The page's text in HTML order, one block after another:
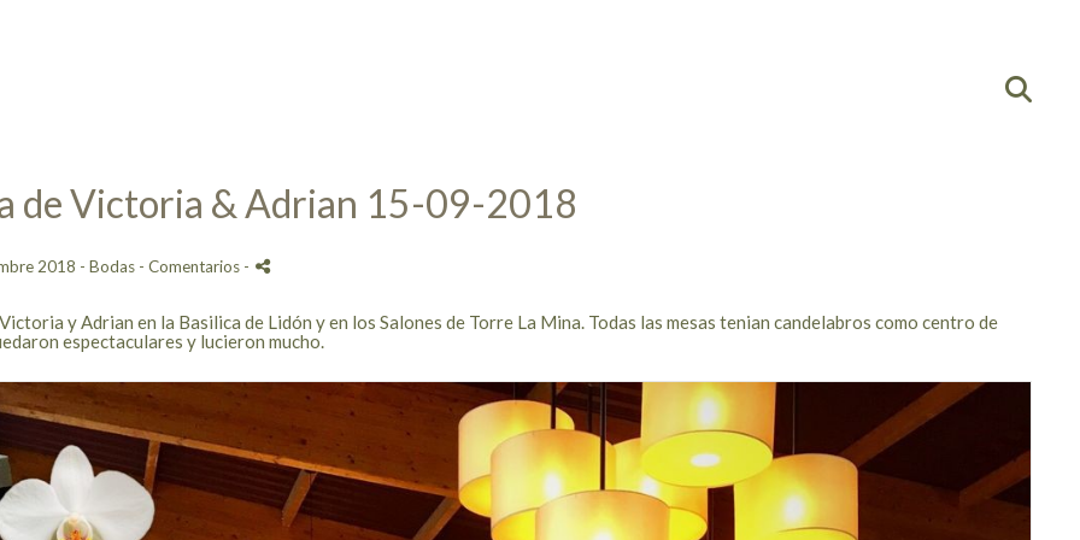
de Victoria & Adrian 15-09-2018
2018 - Bodas - Comentarios -
y Adrian en la Basilica de Lidón y en los Salones de Torre La Mina. Todas las mesas tenian candelabros como centro de
espectaculares y lucieron mucho.